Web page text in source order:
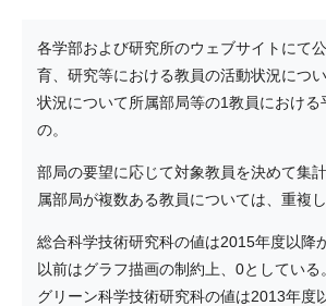
各学部および研究所のウェブサイトにて
育、研究等における教員の活動状況につ
状況について所属部局等の1教員における
の。
部局の要望に応じて対象教員を決めて集
属部局が複数ある教員については、重複
総合科学技術研究科の値は2015年度以降
以前はグラフ描画の制約上、0としている。
グリーン科学技術研究科の値は2013年度